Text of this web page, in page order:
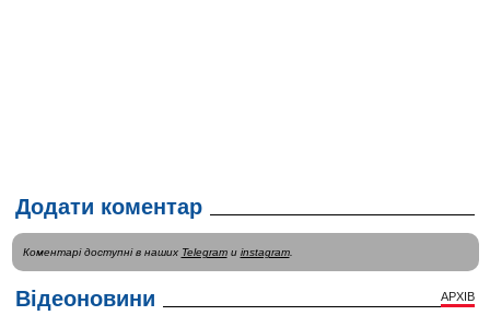
Додати коментар
Коментарі доступні в наших Telegramи instagram.
Відеоновини АРХІВ